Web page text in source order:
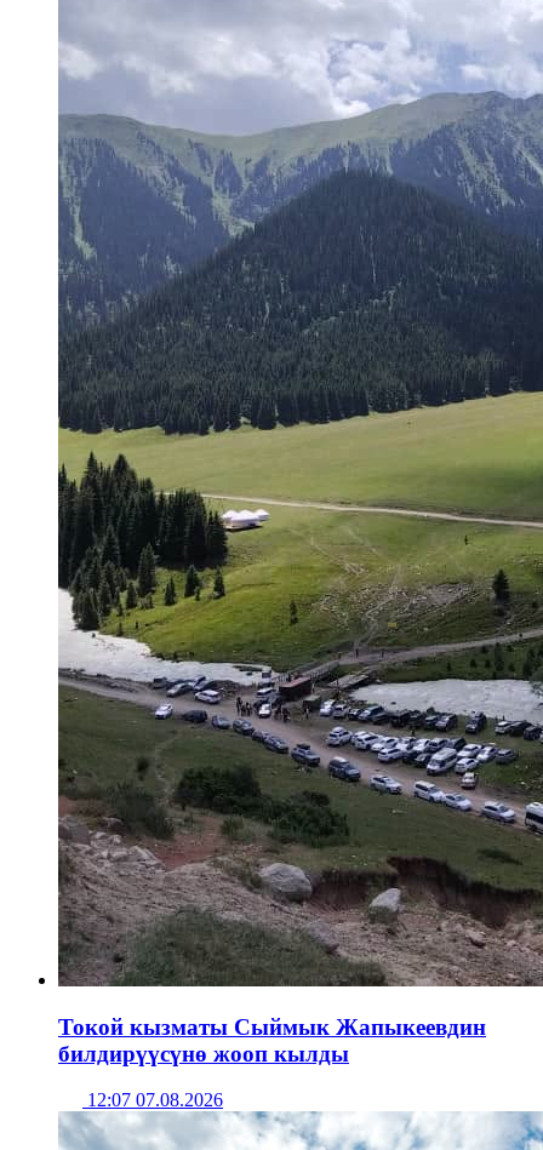
Токой кызматы Сыймык Жапыкеевдин
билдирүүсүнө жооп кылды
12:07 07.08.2026